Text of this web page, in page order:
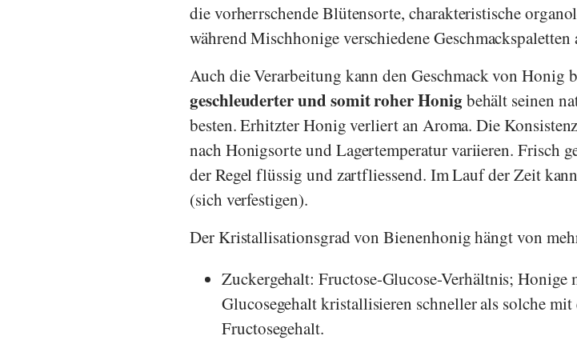
die vorherrschende Blütensorte, charakteristische
während Mischhonige verschiedene Geschmackspaletten
Auch die Verarbeitung kann den Geschmack von Honig
geschleuderter und somit roher Honig behält seinen
besten. Erhitzter Honig verliert an Aroma. Die
nach Honigsorte und Lagertemperatur variieren. Frisch
der Regel flüssig und zartfliessend. Im Lauf der Zeit
(sich verfestigen).
Der Kristallisationsgrad von Bienenhonig hängt von
Zuckergehalt: Fructose-Glucose-Verhältnis; Honige
Glucosegehalt kristallisieren schneller als solche mit
Fructosegehalt.